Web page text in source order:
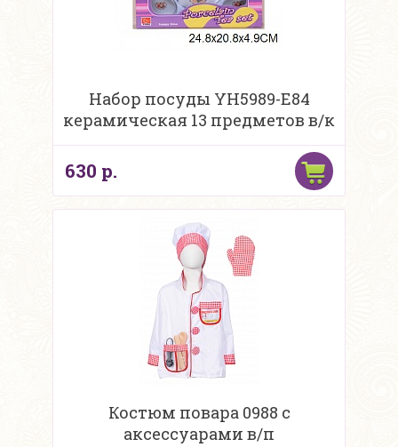
Набор посуды YH5989-E84
керамическая 13 предметов в/к
630 р.
Костюм повара 0988 с
аксессуарами в/п